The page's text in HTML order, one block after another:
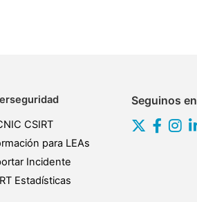
CSIRT
para LEAs
Incidente
Estadísticas
Seguinos en